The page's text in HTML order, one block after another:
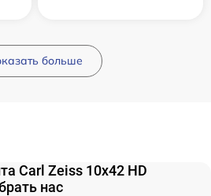
больше
Carl Zeiss 10x42 HD
нас